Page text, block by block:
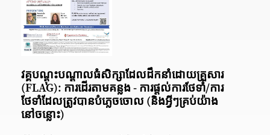
វគ្គបណ្តុះបណ្តាលធំសិក្សាដែលដឹកនាំដោយគ្រួសារ
(FLAG): ការដើរតាមគន្លង - ការផ្តល់ការថែទាំ/ការ
ថែទាំដែលត្រូវបានបំភ្លេចចោល (និងអ្វីៗគ្រប់យ៉ាង
នៅចន្លោះ)